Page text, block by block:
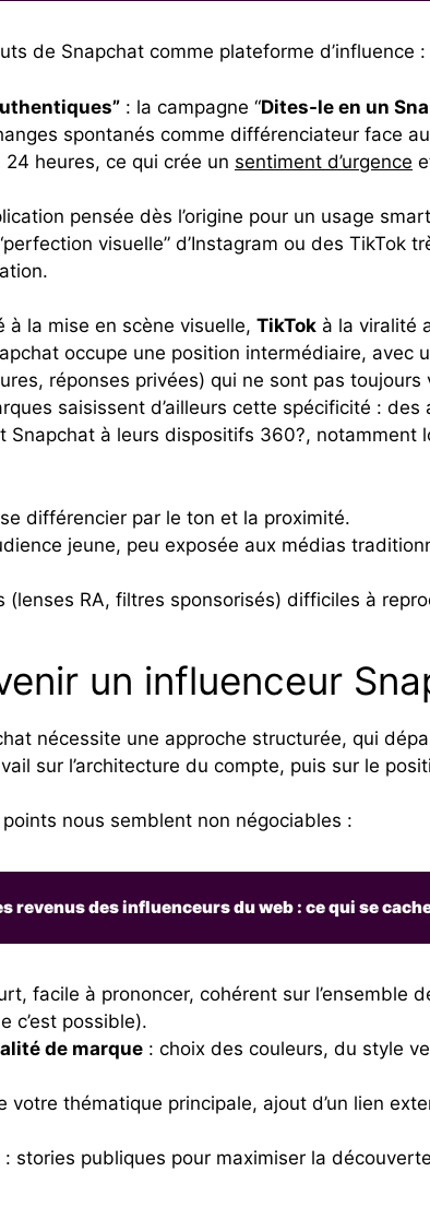
de Snapchat comme plateforme d’influence :
: la campagne “Dites-le en un
spontanés comme différenciateur face
heures, ce qui crée un sentiment d’urgence
pensée dès l’origine pour un usage
visuelle” d’Instagram ou des TikTok
à la mise en scène visuelle, TikTok à la viralité
occupe une position intermédiaire, avec
réponses privées) qui ne sont pas
saisissent d’ailleurs cette spécificité : des
Snapchat à leurs dispositifs 360?,
différencier par le ton et la proximité.
jeune, peu exposée aux médias
(lenses RA, filtres sponsorisés) difficiles à
un influenceur
nécessite une approche structurée, qui
sur l’architecture du compte, puis sur le
nous semblent non négociables :
revenus des influenceurs du web : ce qui se
facile à prononcer, cohérent sur l’ensemble
c’est possible).
de marque : choix des couleurs, du style
votre thématique principale, ajout d’un lien
: stories publiques pour maximiser la